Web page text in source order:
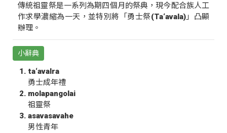
傳統祖靈祭是一系列為期四個月的祭典，現今配合族人工
作求學濃縮為一天，並特別將「勇士祭(Ta‘avala)」凸顯
辦理。
小辭典
ta‘avalra
勇士成年禮
molapangolai
祖靈祭
asavasavahe
男性青年